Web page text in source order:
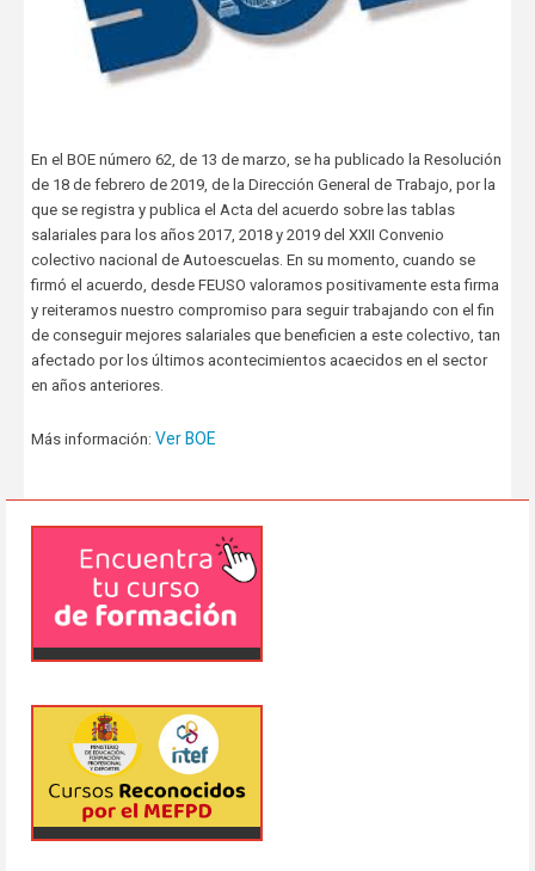
En el BOE número 62, de 13 de marzo, se ha publicado la Resolución
de 18 de febrero de 2019, de la Dirección General de Trabajo, por la
que se registra y publica el Acta del acuerdo sobre las tablas
salariales para los años 2017, 2018 y 2019 del XXII Convenio
colectivo nacional de Autoescuelas. En su momento, cuando se
firmó el acuerdo, desde FEUSO valoramos positivamente esta firma
y reiteramos nuestro compromiso para seguir trabajando con el fin
de conseguir mejores salariales que beneficien a este colectivo, tan
afectado por los últimos acontecimientos acaecidos en el sector
en años anteriores.
Más información: Ver BOE